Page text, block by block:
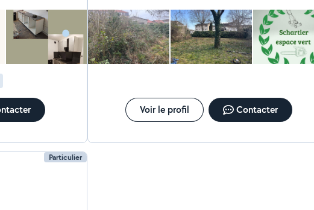
création ou
touts petits
évacuation
literie,
Voir le profil Contacter
Particulier